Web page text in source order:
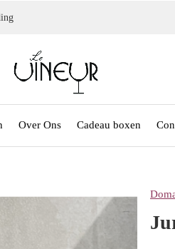
Over Ons Cadeau boxen